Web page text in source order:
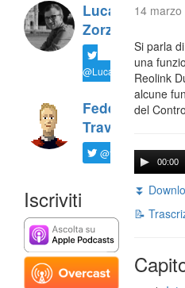
Luca
Zorzi
@LucaTNT
Federico
Travaini
@ftrava
Iscriviti
14
Si parla
una
Reolink
alcune
del
00:00
⏬
📝